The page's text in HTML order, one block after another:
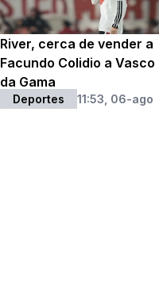
River, cerca de vender a
Facundo Colidio a Vasco
da Gama
Deportes 11:53, 06-ago